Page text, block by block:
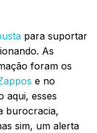
para suportar
As
foram os
e no
aqui, esses
burocracia,
sim, um alerta